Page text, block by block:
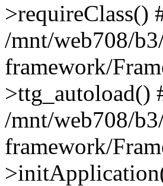
>requireClass()
/mnt/web708/
framework/
>ttg_autoload()
/mnt/web708/
framework/